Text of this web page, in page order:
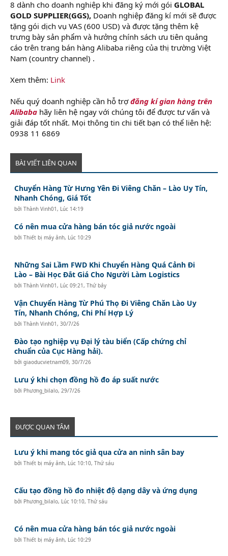
8 dành cho doanh nghiệp khi đăng ký mới gói GLOBAL
GOLD SUPPLIER(GGS), Doanh nghiệp đăng kí mới sẽ được
tặng gói dịch vụ VAS (600 USD) và được tặng thêm kệ
trưng bày sản phẩm và hưởng chính sách ưu tiên quảng
cáo trên trang bán hàng Alibaba riêng của thị trường Việt
Nam (country channel) .
Xem thêm: Link
Nếu quý doanh nghiệp cần hỗ trợđăng kí gian hàng trên
Alibaba hãy liên hệ ngay với chúng tôi để được tư vấn và
giải đáp tốt nhất. Mọi thông tin chi tiết bạn có thể liên hệ:
0938 11 6869
BÀI VIẾT LIÊN QUAN
Chuyển Hàng Từ Hưng Yên Đi Viêng Chăn – Lào Uy Tín,
Nhanh Chóng, Giá Tốt
bởiThành Vinh01 , Lúc 14:19
Có nên mua cửa hàng bán tóc giả nước ngoài
bởiThiết bị máy ảnh, Lúc 10:29
Những Sai Lầm FWD Khi Chuyển Hàng Quá Cảnh Đi
Lào – Bài Học Đắt Giá Cho Người Làm Logistics
bởiThành Vinh01 , Lúc 09:21, Thứ bảy
Vận Chuyển Hàng Từ Phú Thọ Đi Viêng Chăn Lào Uy
Tín, Nhanh Chóng, Chi Phí Hợp Lý
bởiThành Vinh01 ,30/7/26
Đào tạo nghiệp vụ Đại lý tàu biển (Cấp chứng chỉ
chuẩn của Cục Hàng hải).
bởigiaoducvietnam09,30/7/26
Lưu ý khi chọn đồng hồ đo áp suất nước
bởi Phương_bilalo, 29/7/26
ĐƯỢC QUAN TÂM
Lưu ý khi mang tóc giả qua cửa an ninh sân bay
bởiThiết bị máy ảnh, Lúc 10:10, Thứ sáu
Cấu tạo đồng hồ đo nhiệt độ dạng dây và ứng dụng
bởi Phương_bilalo, Lúc 10:10, Thứ sáu
Có nên mua cửa hàng bán tóc giả nước ngoài
bởiThiết bị máy ảnh, Lúc 10:29